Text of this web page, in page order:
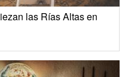
las Rías Altas en